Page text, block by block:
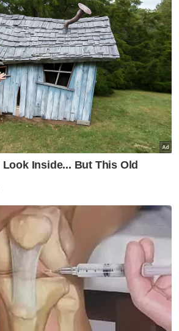
berat dan wajar.
sepenuhnya dikenakan
yang paling mudah diganti
operasi tersebut. Penjual
premis terus beroperasi.
99 peratus responden
haram sebagai mudah
diperoleh. Ini bukan lagi
berlaku di pinggiran
satu ekonomi
yang terbuka, lancar dan
vape langkah strategik kekang
dadah - Pengasih
juta tumpas, pemilik premis ditahan
'Piu Piu', bukti vape wajar
- Ayob Khan
palsu tumpas, 9.3 juta batang